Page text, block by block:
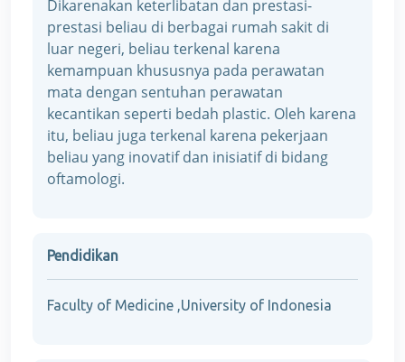
Dikarenakan keterlibatan dan prestasi-
prestasi beliau di berbagai rumah sakit di
luar negeri, beliau terkenal karena
kemampuan khususnya pada perawatan
mata dengan sentuhan perawatan
kecantikan seperti bedah plastic. Oleh karena
itu, beliau juga terkenal karena pekerjaan
beliau yang inovatif dan inisiatif di bidang
oftamologi.
Pendidikan
Faculty of Medicine ,University of Indonesia